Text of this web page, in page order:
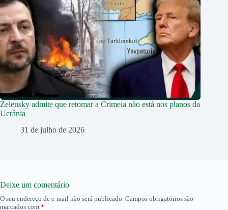
Zelensky admite que retomar a Crimeia não está nos planos da
Ucrânia
31 de julho de 2026
Deixe um comentário
O seu endereço de e-mail não será publicado. Campos obrigatórios são
marcados com *